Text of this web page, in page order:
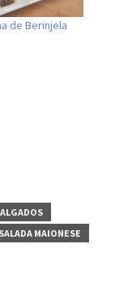
de Berinjela
SALADA MAIONESE